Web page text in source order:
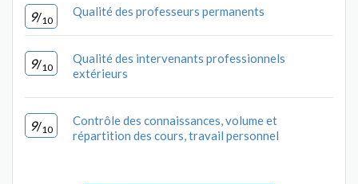
9/10
Qualité des professeurs permanents
9/10
Qualité des intervenants professionnels
extérieurs
9/10
Contrôle des connaissances, volume et
répartition des cours, travail personnel